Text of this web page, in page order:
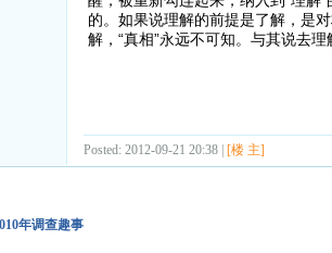
的。如果说理解的前提是了解，是
解，“真相”永远不可知。与其说去
Posted: 2012-09-21 20:38 | [楼 主]
年调查趣事